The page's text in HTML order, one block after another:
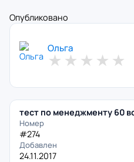
Опубликовано
Ольга
★ ★ ★ ★ ★
тест по менеджменту 60
Номер
#274
Добавлен
24.11.2017